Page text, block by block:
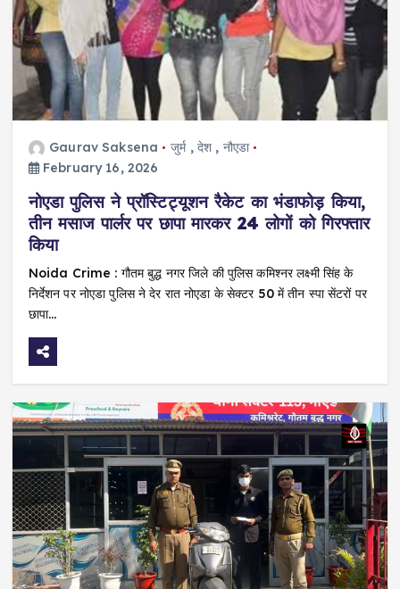
Gaurav Saksena जुर्म,देश , नौएडा
February 16, 2026
नोएडा पुलिस ने प्रॉस्टिट्यूशन रैकेट का भंडाफोड़ किया,
तीन मसाज पार्लर पर छापा मारकर 24 लोगों को गिरफ्तार
किया
Noida Crime : गौतम बुद्ध नगर जिले की पुलिस कमिश्नर लक्ष्मी सिंह के
निर्देशन पर नोएडा पुलिस ने देर रात नोएडा के सेक्टर 50 में तीन स्पा सेंटरों पर
छापा…